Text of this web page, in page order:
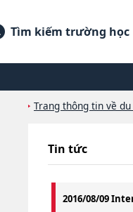
Tìm kiếm trường học
Trang thông tin về du
Tin tức
2016/08/09